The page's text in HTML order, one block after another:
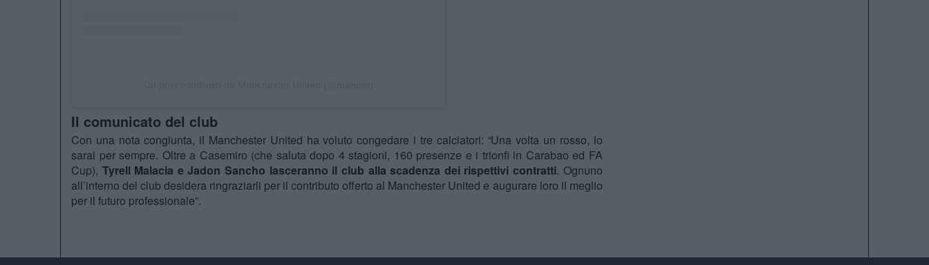
Il comunicato del club
Con una nota congiunta, il Manchester United ha voluto congedare i tre calciatori: “Una volta un rosso, lo
sarai per sempre. Oltre a Casemiro (che saluta dopo 4 stagioni, 160 presenze e i trionfi in Carabao ed FA
Cup), Tyrell Malacia e Jadon Sancho lasceranno il club alla scadenza dei rispettivi contratti. Ognuno
all’interno del club desidera ringraziarli per il contributo offerto al Manchester United e augurare loro il meglio
per il futuro professionale”.